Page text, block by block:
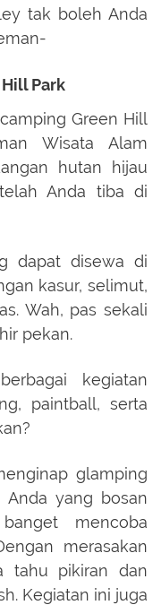
tak boleh Anda
Park
Green Hill
Wisata Alam
hutan hijau
Anda tiba di
dapat disewa di
kasur, selimut,
Wah, pas sekali
pekan.
kegiatan
paintball, serta
glamping
Anda yang bosan
mencoba
merasakan
tahu pikiran dan
Kegiatan ini juga